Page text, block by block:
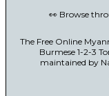
👀 Browse
The Free Online
Burmese 1-2-3
maintained by